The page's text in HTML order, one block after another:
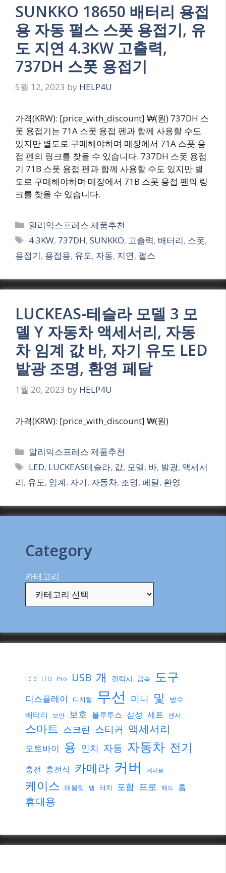
SUNKKO 18650 배터리 용접
용 자동 펄스 스폿 용접기, 유
도 지연 4.3KW 고출력,
737DH 스폿 용접기
5월 12, 2023 by HELP4U
가격(KRW): [price_with_discount] ₩(원) 737DH 스
폿 용접기는 71A 스폿 용접 펜과 함께 사용할 수도
있지만 별도로 구매해야하며 매장에서 71A 스폿 용
접 펜의 링크를 찾을 수 있습니다. 737DH 스폿 용접
기 71B 스폿 용접 펜과 함께 사용할 수도 있지만 별
도로 구매해야하며 매장에서 71B 스폿 용접 펜의 링
크를 찾을 수 있습니다.
Categories
알리익스프레스 제품추천
Tags
4.3KW, 737DH,SUNKKO, 고출력, 배터리, 스폿,
용접기, 용접용, 유도, 자동, 지연, 펄스
LUCKEAS-테슬라 모델 3 모
델 Y 자동차 액세서리, 자동
차 임계 값 바, 자기 유도 LED
발광 조명, 환영 페달
1월 20, 2023 by HELP4U
가격(KRW): [price_with_discount] ₩(원)
Categories
알리익스프레스 제품추천
Tags
LED, LUCKEAS테슬라, 값, 모델, 바, 발광, 액세서
리, 유도, 임계, 자기, 자동차, 조명, 페달, 환영
Category
카테고리
LCD LED Pro USB 개 갤럭시 금속 도구
디스플레이 디지털 무선 미니 및 방수
배터리 보안 보호 블루투스 삼성 세트 센서
스마트 스크린 스티커 액세서리
오토바이 용 인치 자동 자동차 전기
충전 충전식 카메라 커버 케이블
케이스 태블릿 탭 터치 포함 프로 헤드 홈
휴대용